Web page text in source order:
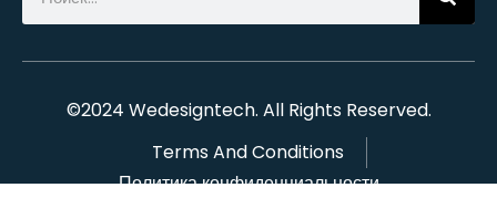
©2024 Wedesigntech. All Rights Reserved.
Terms And Conditions
Политика конфиденциальности